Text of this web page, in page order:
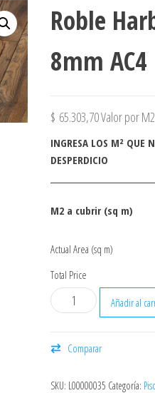
Roble
8mm AC4
$ 65.303,70Valor por M2
INGRESA LOS M² QUE
DESPERDICIO
M2 a cubrir (sq m)
Actual Area (sq m)
Total Price
Añadir al
Comparar
SKU: L00000035 Categoría: